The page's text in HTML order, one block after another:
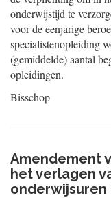
onderwijstijd te
voor de eenjarige
specialistenopleiding
(gemiddelde) aantal
opleidingen.
Bisschop
Amendement
het verlagen